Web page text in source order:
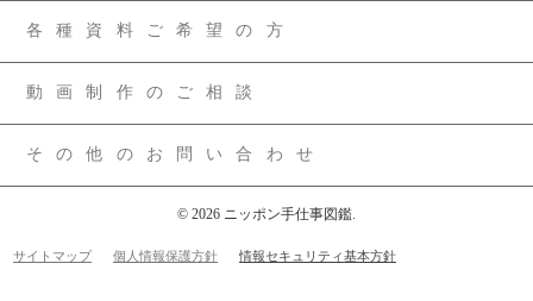
各種資料ご希望の方
動画制作のご相談
その他のお問い合わせ
© 2026 ニッポン手仕事図鑑.
サイトマップ 個人情報保護方針 情報セキュリティ基本方針